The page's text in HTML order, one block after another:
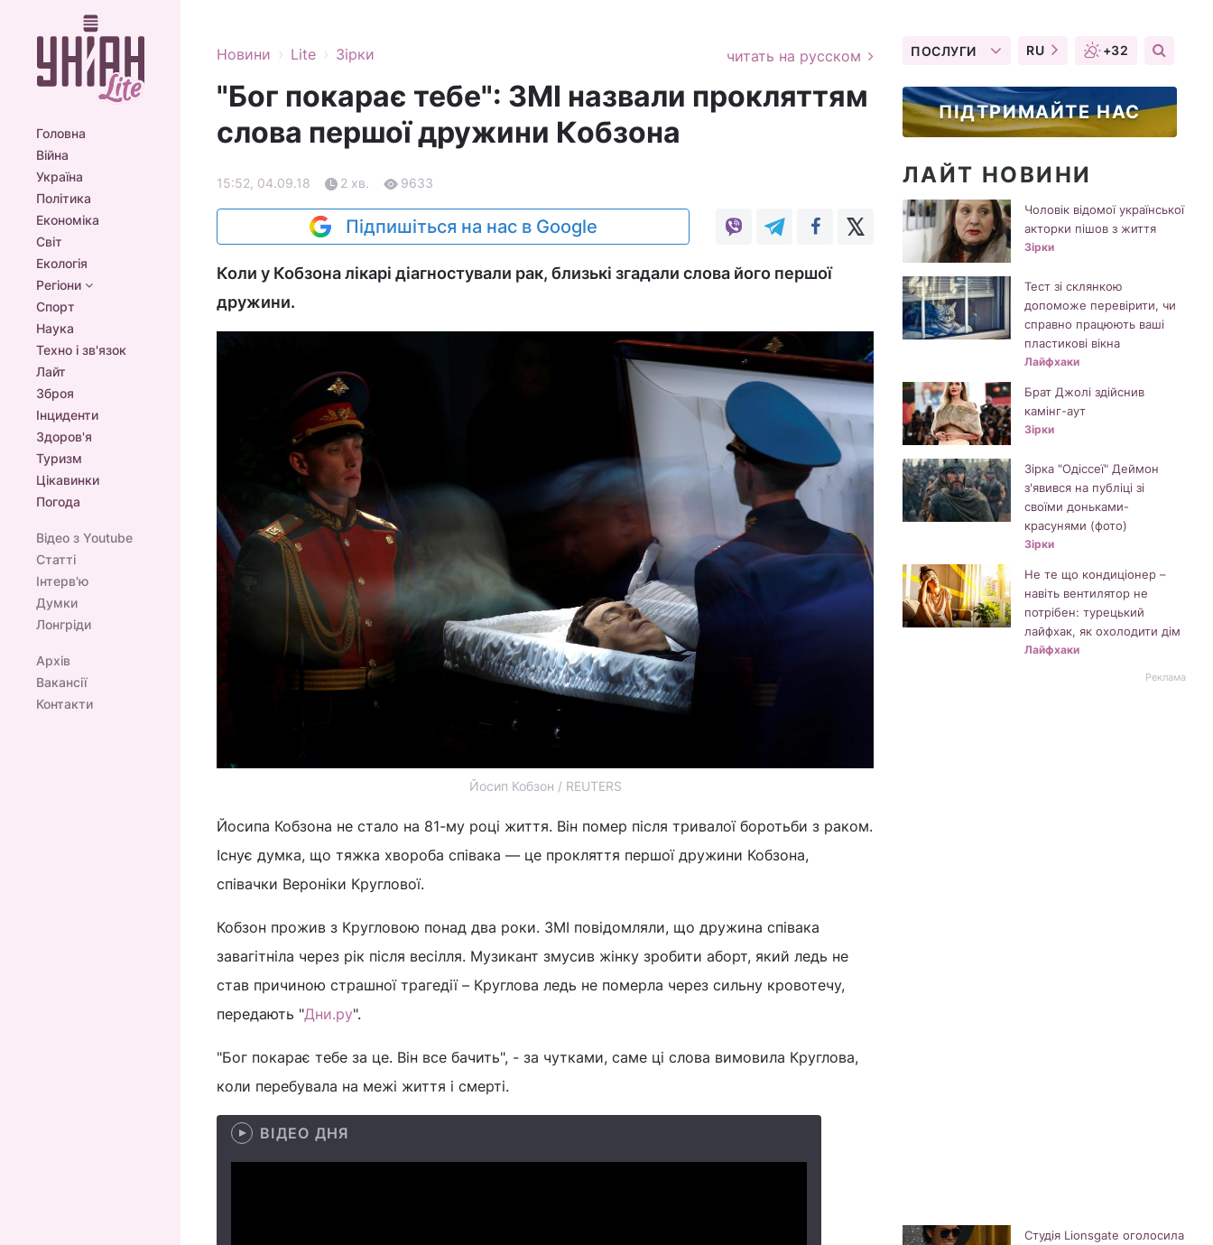
Головна
Війна
Україна
Політика
Економіка
Світ
Екологія
Регіони
Спорт
Наука
Техно і зв'язок
Лайт
Зброя
Інциденти
Здоров'я
Туризм
Цікавинки
Погода
Відео з Youtube
Статті
Інтерв'ю
Думки
Лонгріди
Архів
Вакансії
Контакти
Новини › Lite › Зірки читать на русском
"Бог покарає тебе": ЗМІ назвали прокляттям
слова першої дружини Кобзона
15:52, 04.09.18 2 хв. 9633
Підпишіться на нас в Google
Коли у Кобзона лікарі діагностували рак, близькі згадали слова його першої
дружини.
Йосип Кобзон / REUTERS
Йосипа Кобзона не стало на 81-му році життя. Він помер після тривалої боротьби з раком.
Існує думка, що тяжка хвороба співака — це прокляття першої дружини Кобзона,
співачки Вероніки Круглової.
Кобзон прожив з Кругловою понад два роки. ЗМІ повідомляли, що дружина співака
завагітніла через рік після весілля. Музикант змусив жінку зробити аборт, який ледь не
став причиною страшної трагедії – Круглова ледь не померла через сильну кровотечу,
передають "Дни.ру".
"Бог покарає тебе за це. Він все бачить", - за чутками, саме ці слова вимовила Круглова,
коли перебувала на межі життя і смерті.
ВІДЕО ДНЯ
ПОСЛУГИ RU +32
ПІДТРИМАЙТЕ НАС
ЛАЙТ НОВИНИ
Чоловік відомої української
акторки пішов з життя
Зірки
Тест зі склянкою
допоможе перевірити, чи
справно працюють ваші
пластикові вікна
Лайфхаки
Брат Джолі здійснив
камінг-аут
Зірки
Зірка "Одіссеї" Деймон
з'явився на публіці зі
своїми доньками-
красунями (фото)
Зірки
Не те що кондиціонер –
навіть вентилятор не
потрібен: турецький
лайфхак, як охолодити дім
Лайфхаки
Реклама
Студія Lionsgate оголосила